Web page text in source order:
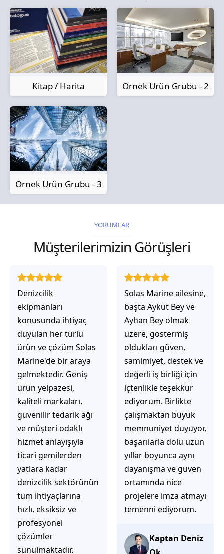
Kitap / Harita Örnek Ürün Grubu - 2
Örnek Ürün Grubu - 3
YORUMLAR
Müşterilerimizin Görüşleri
Solas Marine ailesine,
başta Aykut Bey ve
Ayhan Bey olmak
üzere, göstermiş
oldukları güven,
samimiyet, destek ve
değerli iş birliği için
içtenlikle teşekkür
ediyorum. Birlikte
çalışmaktan büyük
memnuniyet duyuyor,
başarılarla dolu uzun
yıllar boyunca aynı
dayanışma ve güven
ortamında nice
projelere imza atmayı
temenni ediyorum.
Kaptan Deniz
Solas Marine ile
çalıştığınızda,
işlerinin gerçekten
çözüm üretmeye
odaklı olduğunu
hemen fark
ediyorsunuz.
İhtiyaçlarınıza hızlı ve
doğru çözümler
sunmaya çalışıyorlar.
Müşteri
memnuniyetini ön
planda tutan
yaklaşımları, ilgili
iletişimleri ve
güvenilir hizmet
anlayışları sayesinde
başarılı bir ekip
olduklarını